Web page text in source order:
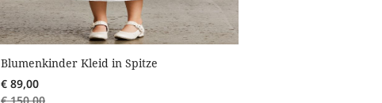
Blumenkinder Kleid in Spitze
€ 89,00